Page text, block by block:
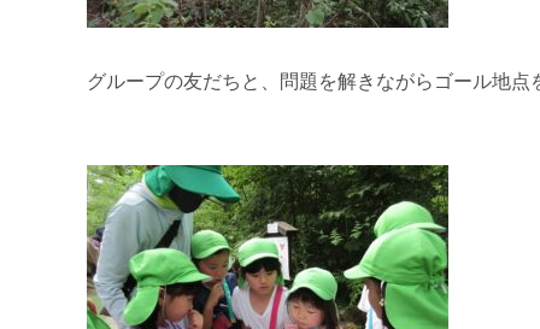
グループの友だちと、問題を解きながらゴール地点